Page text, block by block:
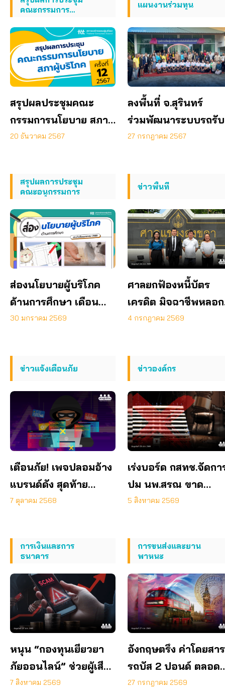
คณะกรรมการ
สรุปผลประชุมคณะ
กรรมการนโยบาย สภา
องค์กรของผู้บริโภค ครั้ง
ธันวาคม 2567
20 ธันวาคม 2567
แผนงานร่วมทุน
ลงพื้นที่ จ.สุรินทร์
ร่วมพัฒนาระบบรถรับ
ส่งนักเรียนปลอดภัย
27 กรกฎาคม 2567
สรุปผลการประชุม
คณะอนุกรรมการ
ส่องนโยบายผู้บริโภค
ด้านการศึกษา เดือน
ม.ค. 69
30 มกราคม 2569
ข่าวพื้นที่
ศาลยกฟ้องหนี้บัตร
เครดิต มิจฉาชีพหลอก
กดลิงก์ หลังสภาผู้บริโ
4 กรกฎาคม 2569
ข่าวแจ้งเตือนภัย
เตือนภัย! เพจปลอมอ้าง
แบรนด์ดัง สุดท้าย
หลอกลงทุน
7 ตุลาคม 2568
ข่าวองค์กร
เร่งบอร์ด กสทช.จัดกา
ปม นพ.สรณ ขาด
คุณสมบัติ ตามมติ
5 สิงหาคม 2569
การเงินและการ
ธนาคาร
หนุน “กองทุนเยียวยา
ภัยออนไลน์” ช่วยผู้เสีย
หายตั้งหลักได้ รวดเร็ว
7 สิงหาคม 2569
การขนส่งและยาน
พาหนะ
อังกฤษตรึง ค่าโดยสาร
รถบัส 2 ปอนด์ ตลอด
70 ลดค่าครองชีพ
27 กรกฎาคม 2569